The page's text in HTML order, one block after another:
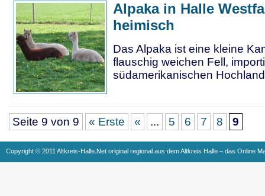
Alpaka in Halle
heimisch
Das Alpaka ist eine kleine
flauschig weichen Fell,
südamerikanischen
Seite 9 von 9 « Erste « ... 5 6 7 8 9
Copyright © 2011 Altkreis-Halle.Net original regional aus dem Altkreis Halle – das Online